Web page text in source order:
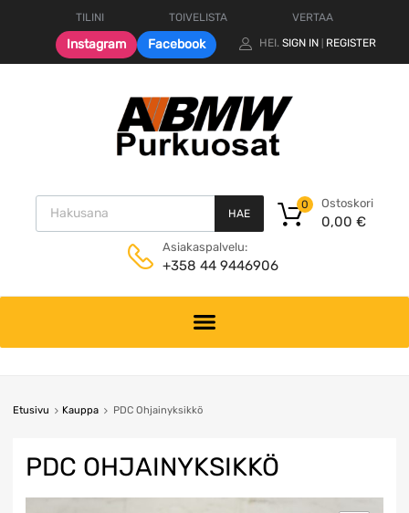
TILINI TOIVELISTA VERTAA
Instagram Facebook HEI. SIGN IN REGISTER
Products search
HAE
Ostoskori
0,00 €
0
Asiakaspalvelu:
+358 44 9446906
content
Etusivu Kauppa PDC Ohjainyksikkö
PDC OHJAINYKSIKKÖ